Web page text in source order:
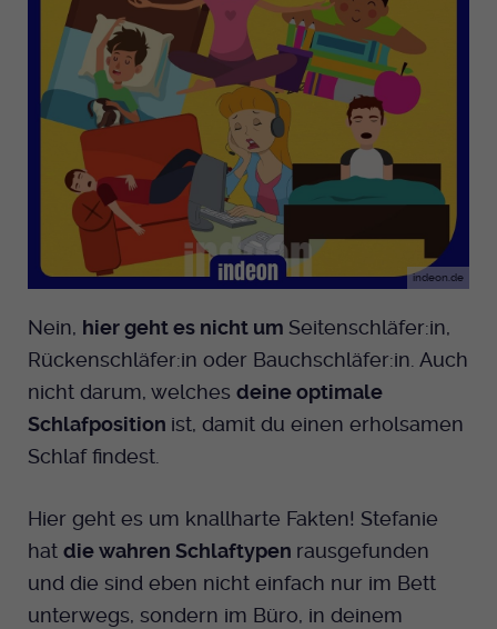
indeon.de
Nein, hier geht es nicht um Seitenschläfer:in,
Rückenschläfer:in oder Bauchschläfer:in. Auch
nicht darum, welches deine optimale
Schlafposition ist, damit du einen erholsamen
Schlaf findest.
Hier geht es um knallharte Fakten! Stefanie
hat die wahren Schlaftypen rausgefunden
und die sind eben nicht einfach nur im Bett
unterwegs, sondern im Büro, in deinem